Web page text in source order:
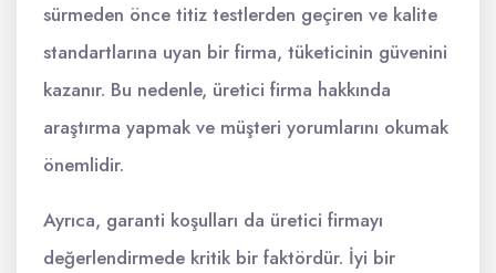
sürmeden önce titiz testlerden geçiren ve kalite
standartlarına uyan bir firma, tüketicinin güvenini
kazanır. Bu nedenle, üretici firma hakkında
araştırma yapmak ve müşteri yorumlarını okumak
önemlidir.
Ayrıca, garanti koşulları da üretici firmayı
değerlendirmede kritik bir faktördür. İyi bir